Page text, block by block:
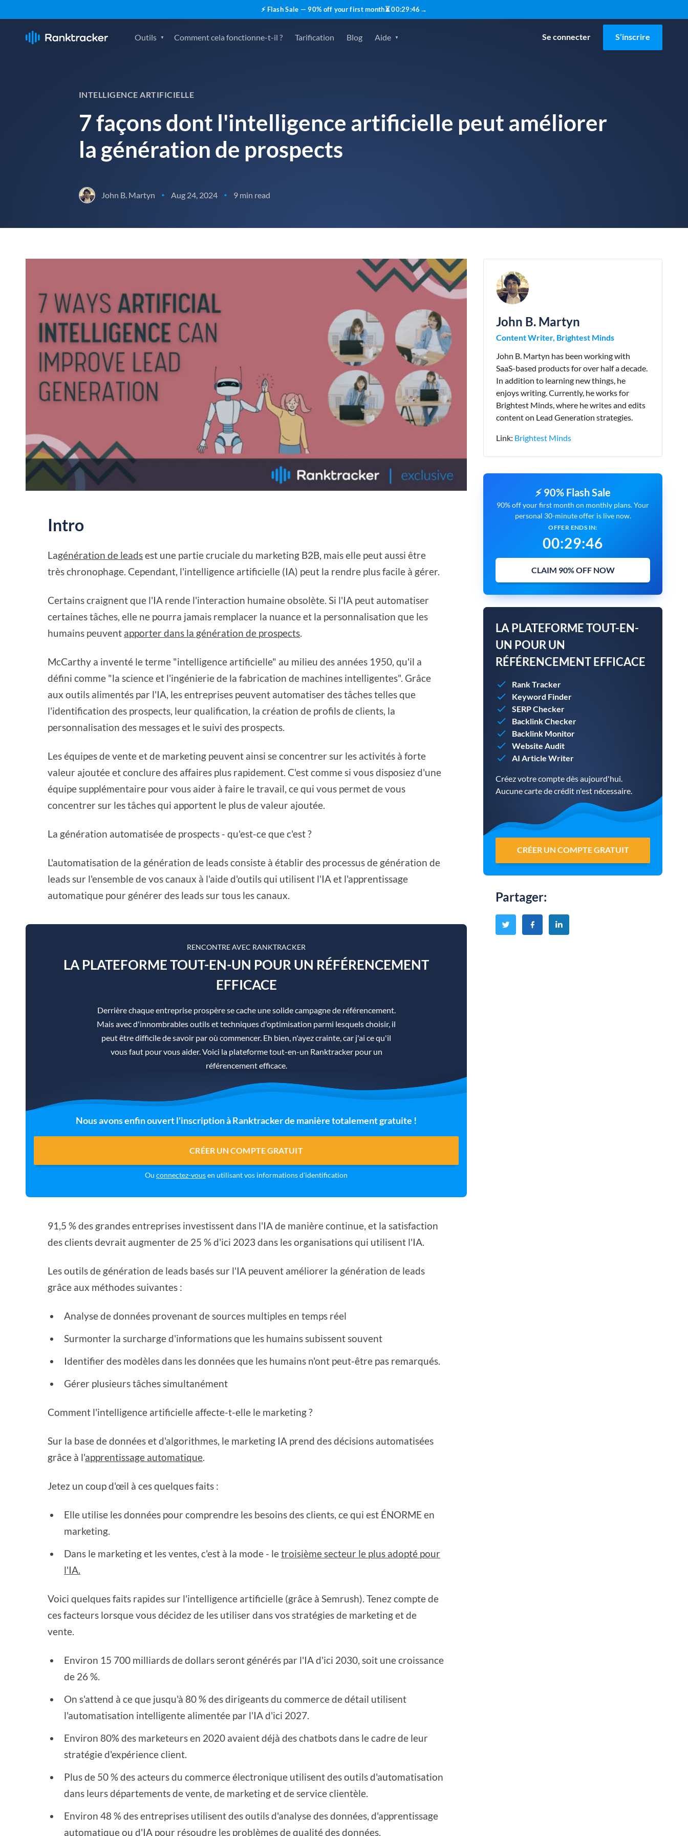
⚡ Flash Sale — 90% off your first month⏳00:29:45 →
Outils Comment cela fonctionne-t-il ? Tarification Blog Aide Se connecter S’inscrire
INTELLIGENCE ARTIFICIELLE
7 façons dont l'intelligence artificielle peut améliorer
la génération de prospects
John B. Martyn • Aug 24, 2024 • 9 min read
Intro
Lagénération de leadsest une partie cruciale du marketing B2B, mais elle peut aussi être
très chronophage. Cependant, l'intelligence artificielle (IA) peut la rendre plus facile à gérer.
Certains craignent que l'IA rende l'interaction humaine obsolète. Si l'IA peut automatiser
certaines tâches, elle ne pourra jamais remplacer la nuance et la personnalisation que les
humains peuvent apporter dans la génération de prospects
McCarthy a inventé le terme "intelligence artificielle" au milieu des années 1950, qu'il a
défini comme "la science et l'ingénierie de la fabrication de machines intelligentes". Grâce
aux outils alimentés par l'IA, les entreprises peuvent automatiser des tâches telles que
l'identification des prospects, leur qualification, la création de profils de clients, la
personnalisation des messages et le suivi des prospects.
Les équipes de vente et de marketing peuvent ainsi se concentrer sur les activités à forte
valeur ajoutée et conclure des affaires plus rapidement. C'est comme si vous disposiez d'une
équipe supplémentaire pour vous aider à faire le travail, ce qui vous permet de vous
concentrer sur les tâches qui apportent le plus de valeur ajoutée.
La génération automatisée de prospects - qu'est-ce que c'est ?
L'automatisation de la génération de leads consiste à établir des processus de génération de
leads sur l'ensemble de vos canaux à l'aide d'outils qui utilisent l'IA et l'apprentissage
automatique pour générer des leads sur tous les canaux.
RENCONTRE AVEC RANKTRACKER
LA PLATEFORME TOUT-EN-UN POUR UN RÉFÉRENCEMENT
EFFICACE
Derrière chaque entreprise prospère se cache une solide campagne de référencement.
Mais avec d'innombrables outils et techniques d'optimisation parmi lesquels choisir, il
peut être difficile de savoir par où commencer. Eh bien, n'ayez crainte, car j'ai ce qu'il
vous faut pour vous aider. Voici la plateforme tout-en-un Ranktracker pour un
référencement efficace.
Nous avons enfin ouvert l'inscription à Ranktracker de manière totalement gratuite !
CRÉER UN COMPTE GRATUIT
Ou connectez-vousen utilisant vos informations d'identification
91,5 % des grandes entreprises investissent dans l'IA de manière continue, et la satisfaction
des clients devrait augmenter de 25 % d'ici 2023 dans les organisations qui utilisent l'IA.
Les outils de génération de leads basés sur l'IA peuvent améliorer la génération de leads
grâce aux méthodes suivantes :
Analyse de données provenant de sources multiples en temps réel
Surmonter la surcharge d'informations que les humains subissent souvent
Identifier des modèles dans les données que les humains n'ont peut-être pas remarqués.
Gérer plusieurs tâches simultanément
Comment l'intelligence artificielle affecte-t-elle le marketing ?
Sur la base de données et d'algorithmes, le marketing IA prend des décisions automatisées
grâce à l'apprentissage automatique
Jetez un coup d'œil à ces quelques faits :
Elle utilise les données pour comprendre les besoins des clients, ce qui est ÉNORME en
marketing.
Dans le marketing et les ventes, c'est à la mode - letroisième secteur le plus adopté pour
l'IA.
Voici quelques faits rapides sur l'intelligence artificielle (grâce à Semrush). Tenez compte de
ces facteurs lorsque vous décidez de les utiliser dans vos stratégies de marketing et de
vente.
Environ 15 700 milliards de dollars seront générés par l'IA d'ici 2030, soit une croissance
de 26 %.
On s'attend à ce que jusqu'à 80 % des dirigeants du commerce de détail utilisent
l'automatisation intelligente alimentée par l'IA d'ici 2027.
Environ 80% des marketeurs en 2020 avaient déjà des chatbots dans le cadre de leur
stratégie d'expérience client.
Plus de 50 % des acteurs du commerce électronique utilisent des outils d'automatisation
dans leurs départements de vente, de marketing et de service clientèle.
Environ 48 % des entreprises utilisent des outils d'analyse des données, d'apprentissage
automatique ou d'IA pour résoudre les problèmes de qualité des données.
John B. Martyn
Content Writer, Brightest Minds
John B. Martyn has been working with
SaaS-based products for over half a decade.
In addition to learning new things, he
enjoys writing. Currently, he works for
Brightest Minds, where he writes and edits
content on Lead Generation strategies.
Link: Brightest Minds
⚡ 90% Flash Sale
90% off your first month on monthly plans. Your
personal 30-minute offer is live now.
OFFER ENDS IN:
00:29:45
CLAIM 90% OFF NOW
LA PLATEFORME TOUT-EN-
UN POUR UN
RÉFÉRENCEMENT EFFICACE
Rank Tracker
Keyword Finder
SERP Checker
Backlink Checker
Backlink Monitor
Website Audit
AI Article Writer
Créez votre compte dès aujourd'hui.
Aucune carte de crédit n'est nécessaire.
CRÉER UN COMPTE GRATUIT
Partager: